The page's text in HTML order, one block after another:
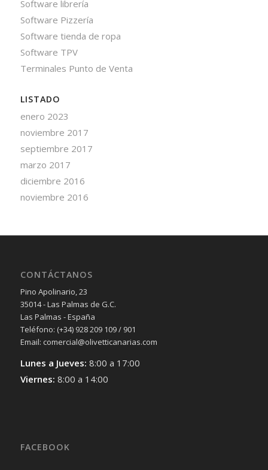
Software librería
Software Pizzería
Software tienda de ropa
Software TPV
Terminales Punto de Venta
LISTADO
enero 2023
noviembre 2017
septiembre 2017
marzo 2017
diciembre 2016
noviembre 2016
CONTÁCTANOS
Pino Apolinario, 23
35014 - Las Palmas de G.C.
Las Palmas - España
Teléfono: (+34) 928 209 109 / 901
Email: comercial@olivetticanarias.com
Lunes a Jueves: 8:00 a 17:00
Viernes: 8:00 a 14:00
FACEBOOK